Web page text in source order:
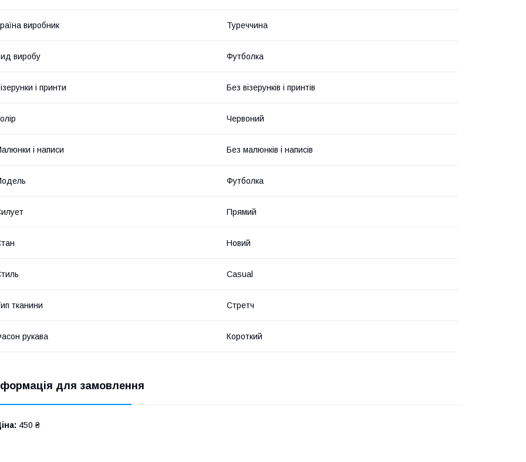
виробник Туреччина
виробу Футболка
і принти Без візерунків і принтів
Червоний
і написи Без малюнків і написів
Футболка
Прямий
Новий
Casual
тканини Стретч
рукава Короткий
для замовлення
450 ₴